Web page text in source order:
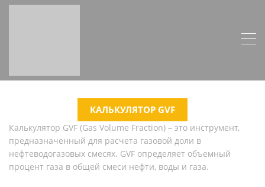
КАЛЬКУЛЯТОР GVF
Калькулятор GVF (Gas Volume Fraction) – это инструмент,
предназначенный для расчета газовой доли в
нефтеводогазовых смесях. GVF определяет объемный
процент газа в общей смеси нефти, воды и газа.